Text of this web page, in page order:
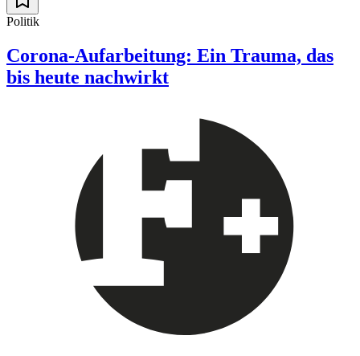
Politik
Corona-Aufarbeitung: Ein Trauma, das
bis heute nachwirkt